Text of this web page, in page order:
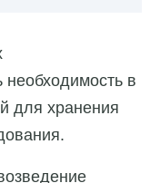
в
для хранения